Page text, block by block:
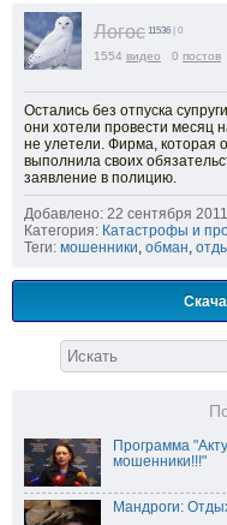
Логос 11536 | 0
1554 видео 0 постов
Остались без отпуска
они хотели провести месяц
не улетели. Фирма, которая
выполнила своих
заявление в полицию.
Добавлено: 22 сентября
Категория: Катастрофы и
Теги: мошенники обман
Программа
мошенники!!!"
Мандроги: